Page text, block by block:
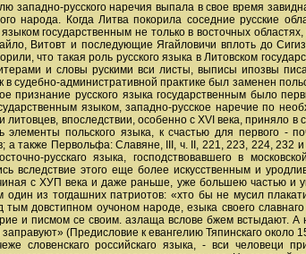
западно-русского наречия выпала в свое время
народа. Когда Литва покорила соседние русские
государственным не только в восточных
Витовт и последующие Ягайловичи вплоть до
что такая роль русского языка в Литовском
и словы рускими вси листы, выписы ипозвы
судебно-административной практике был заменен
русского языка государственным было
языком, западно-русское наречие по
впоследствии, особенно с XVI века, приняло в
польского языка, к счастью для первого -
Первольфа: Славяне, ІІІ, ч. ІІ, 221, 223, 224, 232
русскаго языка, господствовавшего в
вследствие этого еще более искусственным и
с ХУП века и даже раньше, уже большею частью и
из тогдашних патриотов: «хто бы не мусил
довстипном оучоном народе, езыка своего
и писмом се своим. азлаща вслове бжем встыдают.
(Предисловие к евангелию Тяпинскаго около
словенскаго российскаго языка, - вси человеци